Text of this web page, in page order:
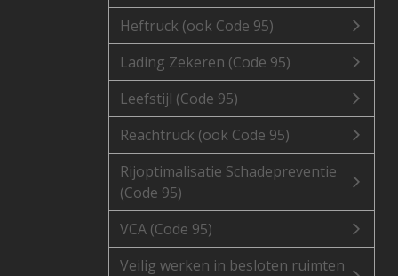
Heftruck (ook Code 95)
Lading Zekeren (Code 95)
Leefstijl (Code 95)
Reachtruck (ook Code 95)
Rijoptimalisatie Schadepreventie
(Code 95)
VCA (Code 95)
Veilig werken in besloten ruimten